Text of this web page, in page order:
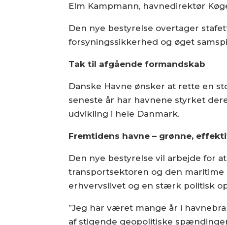
Elm Kampmann, havnedirektør
Den nye bestyrelse overtager
forsyningssikkerhed og øget
Tak til afgående formandskab
Danske Havne ønsker at rette en
seneste år har havnene styrket
udvikling i hele Danmark.
Fremtidens havne – grønne,
Den nye bestyrelse vil arbejde for
transportsektoren og den
erhvervslivet og en stærk politisk
”Jeg har været mange år i
af stigende geopolitiske